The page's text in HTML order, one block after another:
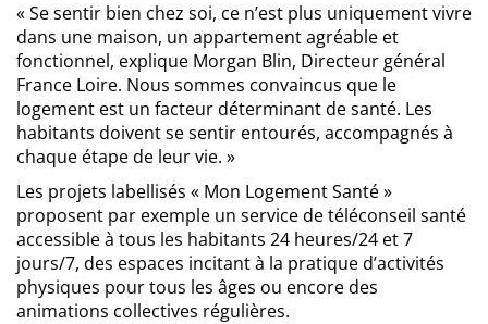
« Se sentir bien chez soi, ce n’est plus uniquement vivre
dans une maison, un appartement agréable et
fonctionnel, explique Morgan Blin, Directeur général
France Loire. Nous sommes convaincus que le
logement est un facteur déterminant de santé. Les
habitants doivent se sentir entourés, accompagnés à
chaque étape de leur vie. »
Les projets labellisés « Mon Logement Santé »
proposent par exemple un service de téléconseil santé
accessible à tous les habitants 24 heures/24 et 7
jours/7, des espaces incitant à la pratique d’activités
physiques pour tous les âges ou encore des
animations collectives régulières.